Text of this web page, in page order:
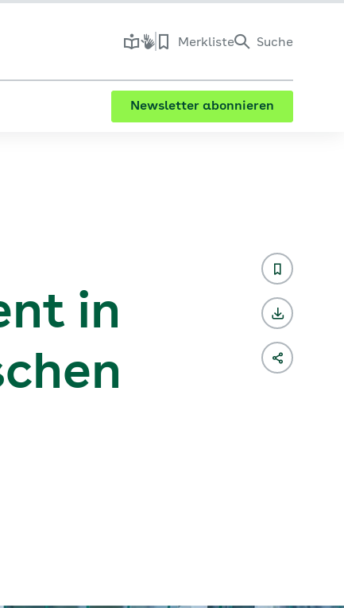
Merkliste Suche
Newsletter abonnieren
in